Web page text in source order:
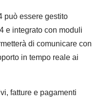
può essere gestito
e integrato con moduli
di comunicare con
in tempo reale ai
fatture e pagamenti